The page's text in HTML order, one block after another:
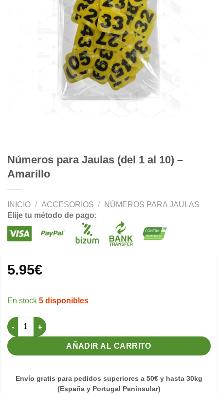
Números para Jaulas (del 1 al 10) –
Amarillo
INICIO / ACCESORIOS /
NÚMEROS PARA JAULAS
Elije tu método de pago:
5.95€
5 disponibles
Números para Jaulas (del 1 al 10) - Amarillo cantidad
AÑADIR AL CARRITO
Envío gratis para pedidos superiores a 50€ y hasta 30kg
(España y Portugal Peninsular)